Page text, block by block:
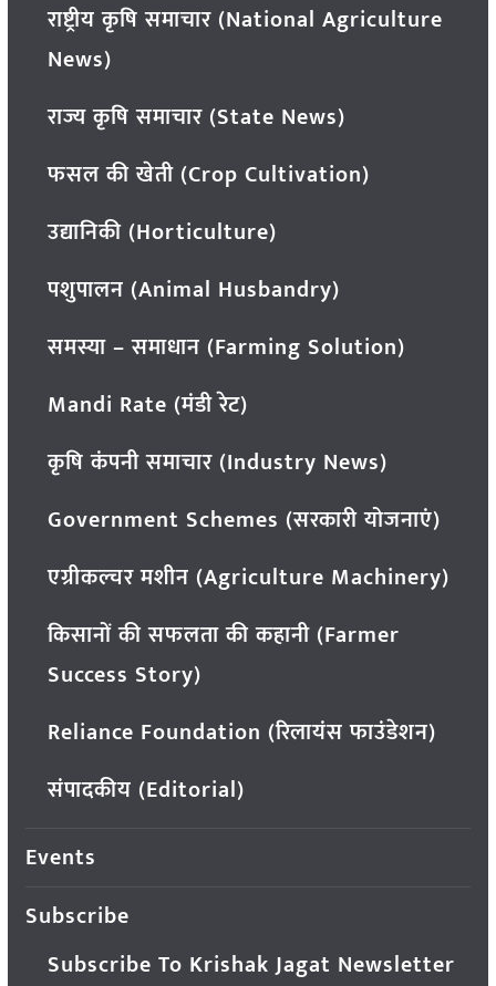
राष्ट्रीय कृषि समाचार (National Agriculture
News)
राज्य कृषि समाचार (State News)
फसल की खेती (Crop Cultivation)
उद्यानिकी (Horticulture)
पशुपालन (Animal Husbandry)
समस्या – समाधान (Farming Solution)
Mandi Rate (मंडी रेट)
कृषि कंपनी समाचार (Industry News)
Government Schemes (सरकारी योजनाएं)
एग्रीकल्चर मशीन (Agriculture Machinery)
किसानों की सफलता की कहानी (Farmer
Success Story)
Reliance Foundation (रिलायंस फाउंडेशन)
संपादकीय (Editorial)
Events
Subscribe
Subscribe To Krishak Jagat Newsletter